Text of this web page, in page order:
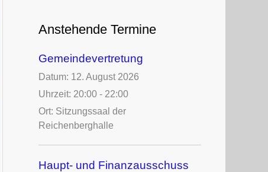
e
n
a
h
:
Anstehende Termine
Gemeindevertretung
Datum: 12. August 2026
Uhrzeit: 20:00 - 22:00
Ort: Sitzungssaal der
Reichenberghalle
Haupt- und Finanzausschuss